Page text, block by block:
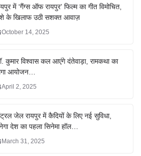
में ‘गैंग्स ऑफ रायपुर’ फिल्म का गीत विमोचित,
के खिलाफ उठी सशक्त आवाज़
October 14, 2025
कुमार विश्वास कल आएंगे दंतेवाड़ा, रामकथा का
आयोजन…
April 2, 2025
जेल रायपुर में कैदियों के लिए नई सुविधा,
देश का पहला सिनेमा हॉल…
March 31, 2025